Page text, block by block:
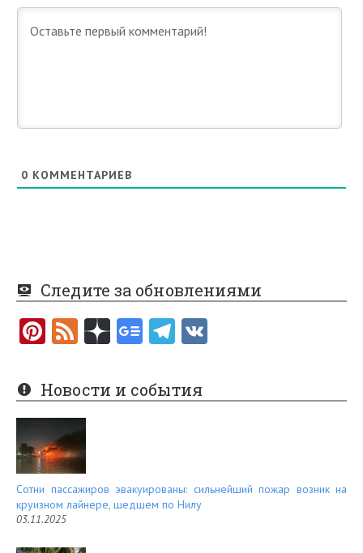
0 КОММЕНТАРИЕВ
Следите за обновлениями
Pi
er
es
t
F
e
d
Новости и события
Сотни пассажиров эвакуированы: сильнейший пожар возник на
круизном лайнере, шедшем по Нилу
03.11.2025